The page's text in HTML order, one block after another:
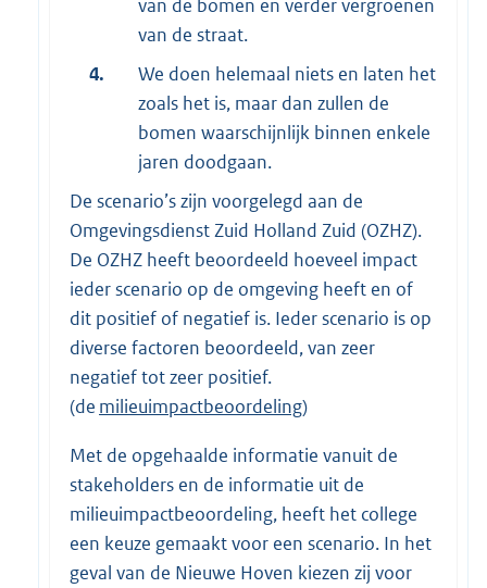
van de bomen en verder vergroenen
van de straat.
4.
We doen helemaal niets en laten het
zoals het is, maar dan zullen de
bomen waarschijnlijk binnen enkele
jaren doodgaan.
De scenario’s zijn voorgelegd aan de
Omgevingsdienst Zuid Holland Zuid (OZHZ).
De OZHZ heeft beoordeeld hoeveel impact
ieder scenario op de omgeving heeft en of
dit positief of negatief is. Ieder scenario is op
diverse factoren beoordeeld, van zeer
negatief tot zeer positief.
(de milieuimpactbeoordeling)
Met de opgehaalde informatie vanuit de
stakeholders en de informatie uit de
milieuimpactbeoordeling, heeft het college
een keuze gemaakt voor een scenario. In het
geval van de Nieuwe Hoven kiezen zij voor